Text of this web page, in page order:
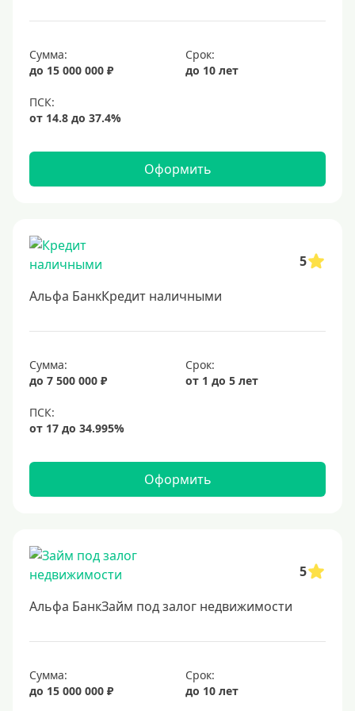
20 лет
30 лет
2 месяца
Низкий процент
4%
5%
6,9%
8%
13%
14%
15%
18%
Сумма:
до 15 000 000 ₽
Срок:
до 10 лет
Оформить
5
Альфа БанкКредит наличными
Сумма:
до 7 500 000 ₽
Срок:
от 1 до 5 лет
Оформить
5
Альфа БанкЗайм под залог недвижимости
Сумма:
до 15 000 000 ₽
Срок:
до 10 лет